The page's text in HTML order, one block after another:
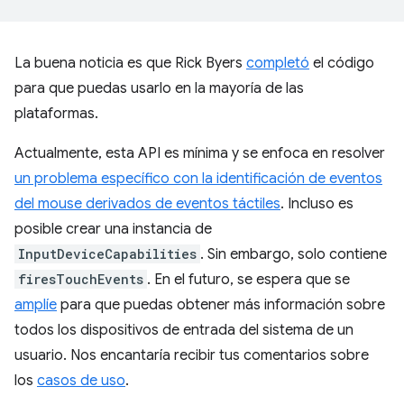
La buena noticia es que Rick Byers completó el código
para que puedas usarlo en la mayoría de las
plataformas.
Actualmente, esta API es mínima y se enfoca en resolver
un problema específico con la identificación de eventos
del mouse derivados de eventos táctiles. Incluso es
posible crear una instancia de
InputDeviceCapabilities . Sin embargo, solo contiene
firesTouchEvents . En el futuro, se espera que se
amplíe para que puedas obtener más información sobre
todos los dispositivos de entrada del sistema de un
usuario. Nos encantaría recibir tus comentarios sobre
los casos de uso.